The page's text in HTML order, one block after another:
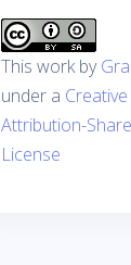
This work by
under a
Attribution-
License